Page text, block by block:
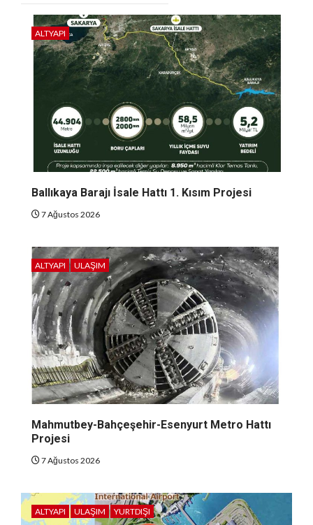
ALTYAPI
Ballıkaya Barajı İsale Hattı 1. Kısım Projesi
7 Ağustos 2026
ALTYAPI ULAŞIM
Mahmutbey-Bahçeşehir-Esenyurt Metro Hattı
Projesi
7 Ağustos 2026
ALTYAPI ULAŞIM YURTDIŞI